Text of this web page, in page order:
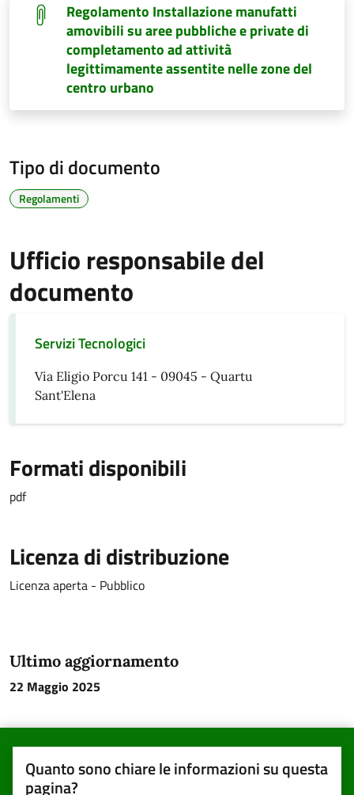
Regolamento Installazione manufatti
amovibili su aree pubbliche e private di
completamento ad attività
legittimamente assentite nelle zone del
centro urbano
Tipo di documento
Regolamenti
Ufficio responsabile del
documento
Servizi Tecnologici
Via Eligio Porcu 141 - 09045 - Quartu
Sant'Elena
Formati disponibili
pdf
Licenza di distribuzione
Licenza aperta - Pubblico
Ultimo aggiornamento
22 Maggio 2025
Quanto sono chiare le informazioni su questa
pagina?